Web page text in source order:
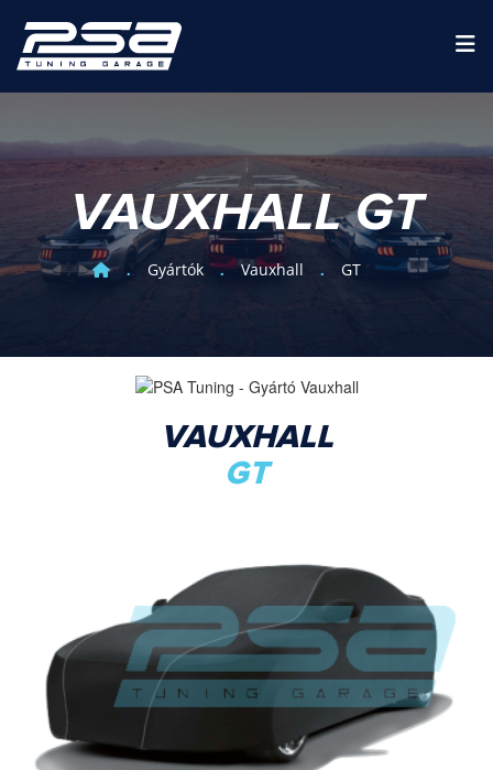
VAUXHALL GT
Gyártók Vauxhall GT
VAUXHALL
GT